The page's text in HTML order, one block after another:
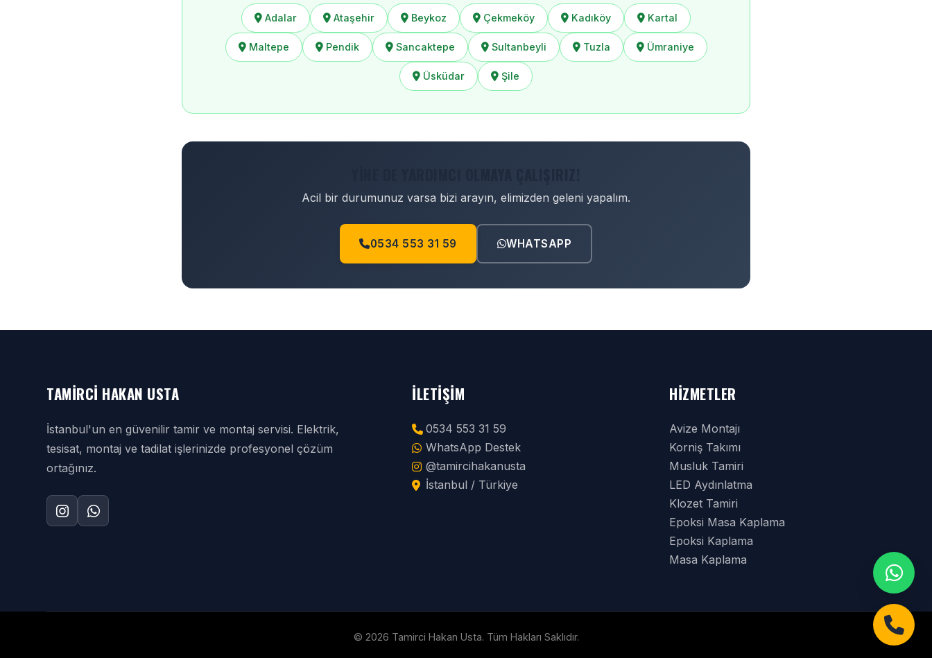
Adalar Ataşehir Beykoz Çekmeköy Kadıköy Kartal
Maltepe Pendik Sancaktepe Sultanbeyli Tuzla Ümraniye
Üsküdar Şile
Acil bir durumunuz varsa bizi arayın, elimizden geleni yapalım.
0534 553 31 59 WHATSAPP
TAMIRCI HAKAN USTA
İstanbul'un en güvenilir tamir ve montaj servisi. Elektrik,
tesisat, montaj ve tadilat işlerinizde profesyonel çözüm
ortağınız.
İLETIŞIM
0534 553 31 59
WhatsApp Destek
@tamircihakanusta
İstanbul / Türkiye
HIZMETLER
Avize Montajı
Korniş Takımı
Musluk Tamiri
LED Aydınlatma
Klozet Tamiri
Epoksi Masa Kaplama
Epoksi Kaplama
Masa Kaplama
© 2026 Tamirci Hakan Usta. Tüm Hakları Saklıdır.